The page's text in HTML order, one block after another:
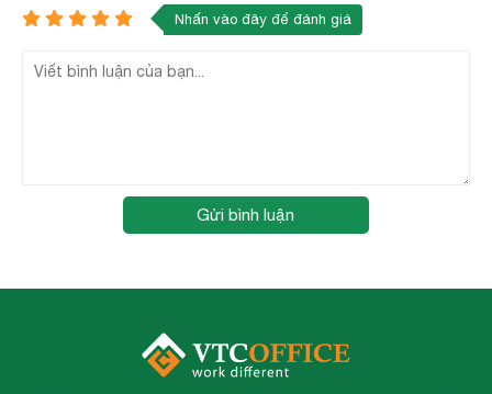
Nhấn vào đây để đánh giá
Gửi bình luận